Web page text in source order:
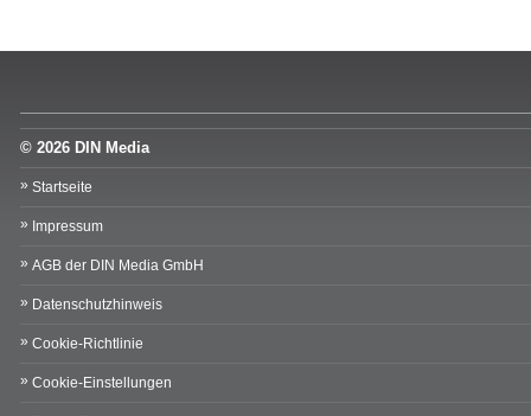
© 2026 DIN Media
Startseite
Impressum
AGB der DIN Media GmbH
Datenschutzhinweis
Cookie-Richtlinie
Cookie-Einstellungen